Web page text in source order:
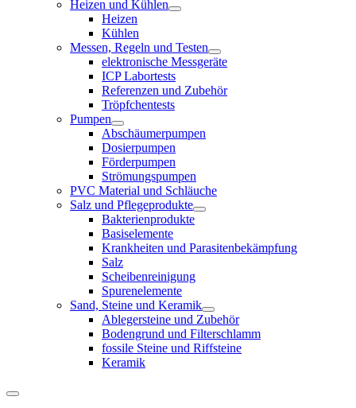
Heizen und Kühlen
Heizen
Kühlen
Messen, Regeln und Testen
elektronische Messgeräte
ICP Labortests
Referenzen und Zubehör
Tröpfchentests
Pumpen
Abschäumerpumpen
Dosierpumpen
Förderpumpen
Strömungspumpen
PVC Material und Schläuche
Salz und Pflegeprodukte
Bakterienprodukte
Basiselemente
Krankheiten und Parasitenbekämpfung
Salz
Scheibenreinigung
Spurenelemente
Sand, Steine und Keramik
Ablegersteine und Zubehör
Bodengrund und Filterschlamm
fossile Steine und Riffsteine
Keramik